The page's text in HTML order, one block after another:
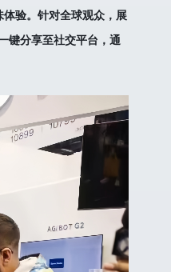
验。针对全球观众，展
键分享至社交平台，通